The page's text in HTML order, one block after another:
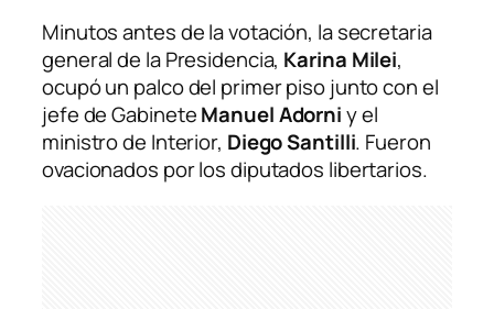
Minutos antes de la votación, la secretaria
general de la Presidencia, Karina Milei,
ocupó un palco del primer piso junto con el
jefe de GabineteManuel Adorniy el
ministro de Interior, Diego Santilli. Fueron
ovacionados por los diputados libertarios.